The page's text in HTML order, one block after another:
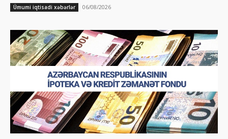
Ümumi iqtisadi xəbərlər 06/08/2026